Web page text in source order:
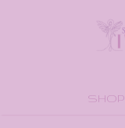
SHOP